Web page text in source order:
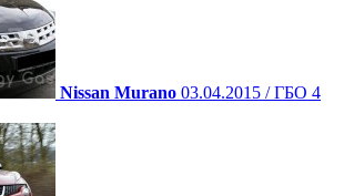
Nissan Murano 03.04.2015 / ГБО 4